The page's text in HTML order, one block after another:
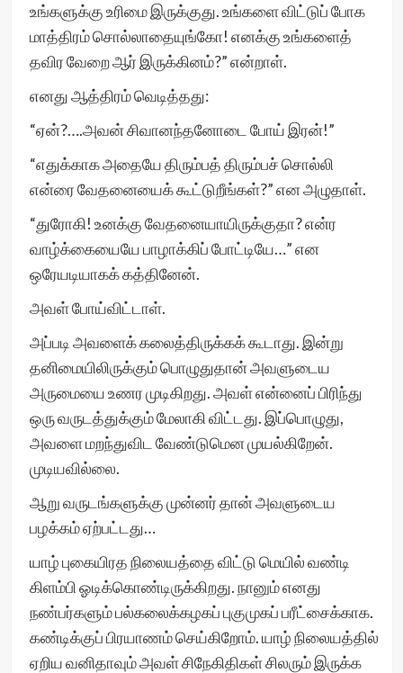
உங்களுக்கு உரிமை இருக்குது. உங்களை விட்டுப் போக
மாத்திரம் சொல்லாதையுங்கோ! எனக்கு உங்களைத்
தவிர வேறை ஆர் இருக்கினம்?” என்றாள்.
எனது ஆத்திரம் வெடித்தது:
“ஏன்?….அவன் சிவானந்தனோடை போய் இரன்!”
“எதுக்காக அதையே திரும்பத் திரும்பச் சொல்லி
என்ரை வேதனையைக் கூட்டுறீங்கள்?” என அழுதாள்.
“துரோகி! உனக்கு வேதனையாயிருக்குதா? என்ர
வாழ்க்கையையே பாழாக்கிப் போட்டியே…” என
ஒரேயடியாகக் கத்தினேன்.
அவள் போய்விட்டாள்.
அப்படி அவளைக் கலைத்திருக்கக் கூடாது. இன்று
தனிமையிலிருக்கும் பொழுதுதான் அவளுடைய
அருமையை உணர முடிகிறது. அவள் என்னைப் பிரிந்து
ஒரு வருடத்துக்கும் மேலாகி விட்டது. இப்பொழுது,
அவளை மறந்துவிட வேண்டுமென முயல்கிறேன்.
முடியவில்லை.
ஆறு வருடங்களுக்கு முன்னர் தான் அவளுடைய
பழக்கம் ஏற்பட்டது…
யாழ் புகையிரத நிலையத்தை விட்டு மெயில் வண்டி
கிளம்பி ஓடிக்கொண்டிருக்கிறது. நானும் எனது
நண்பர்களும் பல்கலைக்கழகப் புகுமுகப் பரீட்சைக்காக.
கண்டிக்குப் பிரயாணம் செய்கிறோம். யாழ் நிலையத்தில்
ஏறிய வனிதாவும் அவள் சிநேகிதிகள் சிலரும் இருக்க